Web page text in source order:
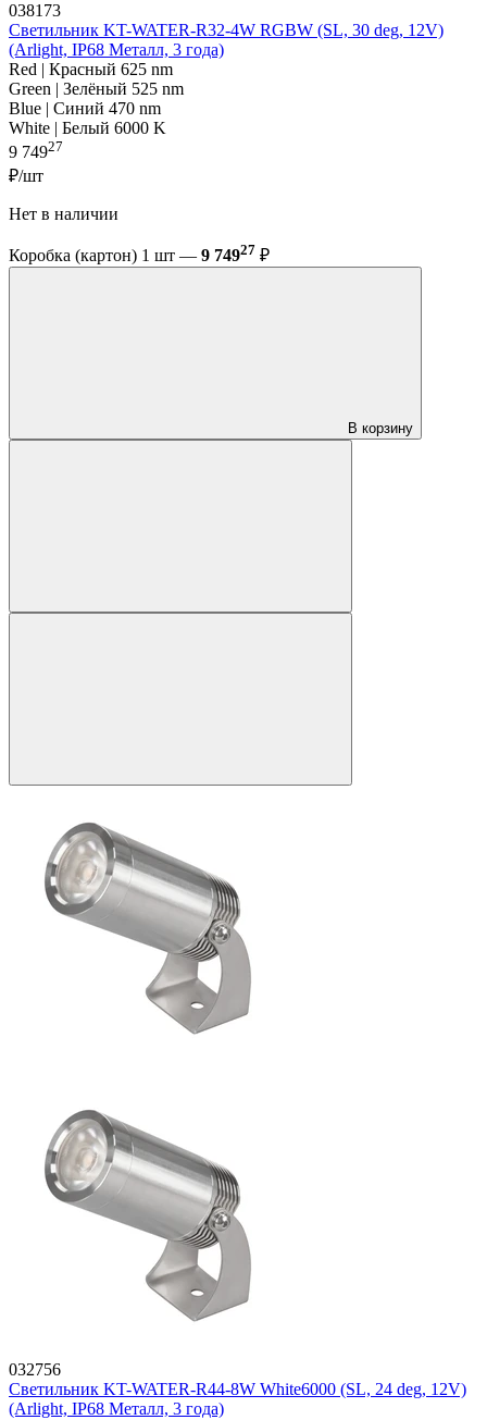
038173
Светильник KT-WATER-R32-4W RGBW (SL, 30 deg, 12V)
(Arlight, IP68 Металл, 3 года)
Red | Красный 625 nm
Green | Зелёный 525 nm
Blue | Синий 470 nm
White | Белый 6000 K
9 74927
₽/шт
Нет в наличии
Коробка (картон) 1 шт — 9 74927 ₽
В корзину
032756
Светильник KT-WATER-R44-8W White6000 (SL, 24 deg, 12V)
(Arlight, IP68 Металл, 3 года)